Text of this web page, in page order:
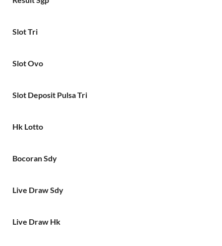
Slot Tri
Slot Ovo
Slot Deposit Pulsa Tri
Hk Lotto
Bocoran Sdy
Live Draw Sdy
Live Draw Hk